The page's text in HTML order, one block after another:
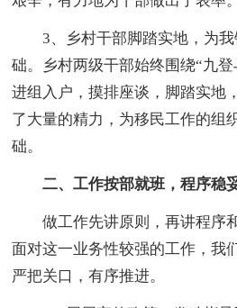
3、乡村干部脚踏实地，为我
础。乡村两级干部始终围绕“九
进组入户，摸排座谈，脚踏实地
了大量的精力，为移民工作的组
础。
二、工作按部就班，程序稳
做工作先讲原则，再讲程序和
面对这一业务性较强的工作，我
严把关口，有序推进。